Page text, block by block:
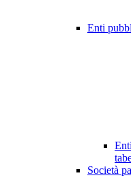
Enti
Società